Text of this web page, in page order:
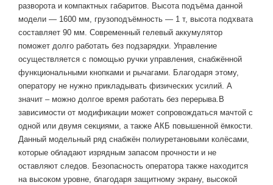
разворота и компактных габаритов. Высота подъёма данной
модели — 1600 мм, грузоподъёмность — 1 т, высота подхвата
составляет 90 мм. Современный гелевый аккумулятор
поможет долго работать без подзарядки. Управление
осуществляется с помощью ручки управления, снабжённой
функциональными кнопками и рычагами. Благодаря этому,
оператору не нужно прикладывать физических усилий. А
значит – можно долгое время работать без перерыва.В
зависимости от модификации может сопровождаться мачтой с
одной или двумя секциями, а также АКБ повышенной ёмкости.
Данный модельный ряд снабжён полиуретановыми колёсами,
которые обладают изрядным запасом прочности и не
оставляют следов. Безопасность оператора также находится
на высоком уровне, благодаря защитному экрану, высокой